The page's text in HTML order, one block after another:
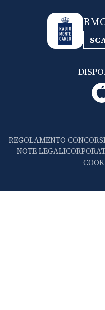
REGOLAMENTO CONCORSI
NOTE LEGALI